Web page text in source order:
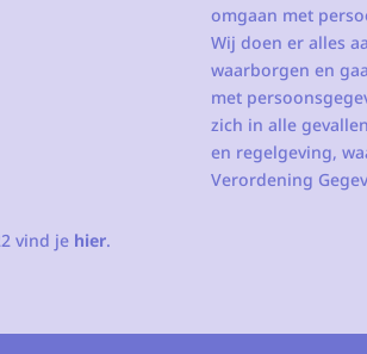
vind je hier.
omgaan met
Wij doen er alles
waarborgen en
met
zich in alle
en regelgeving,
Verordening